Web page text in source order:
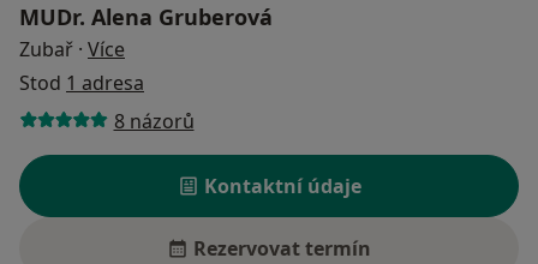
MUDr. Alena Gruberová
Zubař · Více
Stod 1 adresa
8 názorů
Kontaktní údaje
Rezervovat termín